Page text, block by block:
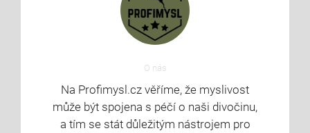
O nás
Na Profimysl.cz věříme, že myslivost
může být spojena s péčí o naši divočinu,
a tím se stát důležitým nástrojem pro